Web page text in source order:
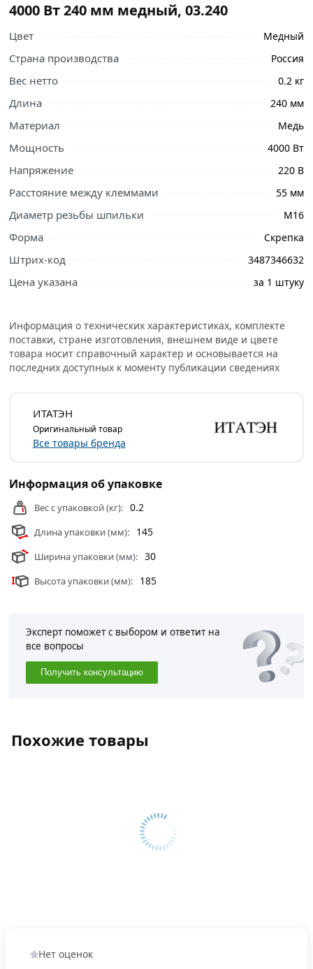
Ознакомьтесь с подробными характеристиками,
описанием и отзывами о товаре, чтобы сделать
правильный выбор и заказать онлайн. Наши
профессиональные менеджеры обработают заказ и
или самовывоза.
который предназначен для использования в различных
системах отопления и водоснабжения. ТЭН имеет U-
образную форму, что обеспечивает равномерное
распределение тепла и повышает эффективность
Условия доставки и цены на товар Водяной ТЭН 4000 Вт
240 мм медный, 03.240 из категории
Котельное
оборудованиедействительны в Москве и области.
4000 Вт 240 мм медный, 03.240
Цвет Медный
Страна производства Россия
Вес нетто 0.2 кг
Длина 240 мм
Материал Медь
Мощность 4000 Вт
Напряжение 220 В
Расстояние между клеммами 55 мм
Диаметр резьбы шпильки М16
Форма Скрепка
Штрих-код 3487346632
Цена указана за 1 штуку
Информация о технических характеристиках, комплекте
поставки, стране изготовления, внешнем виде и цвете
товара носит справочный характер и основывается на
последних доступных к моменту публикации сведениях
ИТАТЭН
Оригинальный товар
Все товары бренда
Информация об упаковке
Вес с упаковкой (кг): 0.2
Длина упаковки (мм): 145
Ширина упаковки (мм): 30
Высота упаковки (мм): 185
Эксперт поможет с выбором и ответит на
все вопросы
Получить консультацию
Похожие товары
Нет оценок